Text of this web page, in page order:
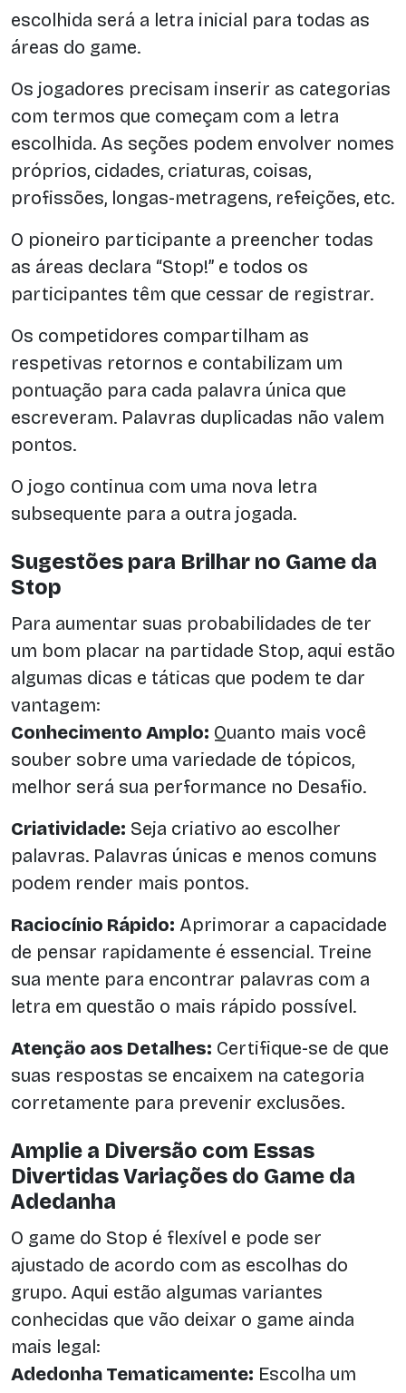
escolhida será a letra inicial para todas as
áreas do game.
Os jogadores precisam inserir as categorias
com termos que começam com a letra
escolhida. As seções podem envolver nomes
próprios, cidades, criaturas, coisas,
profissões, longas-metragens, refeições, etc.
O pioneiro participante a preencher todas
as áreas declara “Stop!” e todos os
participantes têm que cessar de registrar.
Os competidores compartilham as
respetivas retornos e contabilizam um
pontuação para cada palavra única que
escreveram. Palavras duplicadas não valem
pontos.
O jogo continua com uma nova letra
subsequente para a outra jogada.
Sugestões para Brilhar no Game da
Stop
Para aumentar suas probabilidades de ter
um bom placar na partidade Stop, aqui estão
algumas dicas e táticas que podem te dar
vantagem:
Conhecimento Amplo: Quanto mais você
souber sobre uma variedade de tópicos,
melhor será sua performance no Desafio.
Criatividade: Seja criativo ao escolher
palavras. Palavras únicas e menos comuns
podem render mais pontos.
Raciocínio Rápido: Aprimorar a capacidade
de pensar rapidamente é essencial. Treine
sua mente para encontrar palavras com a
letra em questão o mais rápido possível.
Atenção aos Detalhes: Certifique-se de que
suas respostas se encaixem na categoria
corretamente para prevenir exclusões.
Amplie a Diversão com Essas
Divertidas Variações do Game da
Adedanha
O game do Stop é flexível e pode ser
ajustado de acordo com as escolhas do
grupo. Aqui estão algumas variantes
conhecidas que vão deixar o game ainda
mais legal:
Adedonha Tematicamente: Escolha um